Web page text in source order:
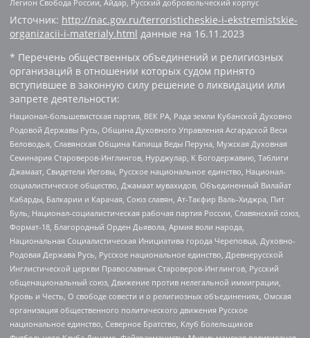
Легион Свобода России, Айдар, Русский добровольческий корпус
Источник: http://nac.gov.ru/terroristicheskie-i-ekstremistskie-
organizacii-i-materialy.html данные на 16.11.2023
* Перечень общественных объединений и религиозных
организаций в отношении которых судом принято
вступившее в законную силу решение о ликвидации или
запрете деятельности:
Национал-большевистская партия, ВЕК РА, Рада земли Кубанской Духовно
Родовой Державы Русь, Община Духовного Управления Асгардской Веси
Беловодья, Славянская Община Капища Веды Перуна, Мужская Духовная
Семинария Староверов-Инглингов, Нурджулар, К Богодержавию, Таблиги
Джамаат, Свидетели Иеговы, Русское национальное единство, Национал-
социалистическое общество, Джамаат мувахидов, Объединенный Вилайат
Кабарды, Балкарии и Карачая, Союз славян, Ат-Такфир Валь-Хиджра, Пит
Буль, Национал-социалистическая рабочая партия России, Славянский союз,
Формат-18, Благородный Орден Дьявола, Армия воли народа,
Национальная Социалистическая Инициатива города Череповца, Духовно-
Родовая Держава Русь, Русское национальное единство, Древнерусской
Инглистической церкви Православных Староверов-Инглингов, Русский
общенациональный союз, Движение против нелегальной иммиграции,
Кровь и Честь, О свободе совести и о религиозных объединениях, Омская
организация общественного политического движения Русское
национальное единство, Северное Братство, Клуб Болельщиков